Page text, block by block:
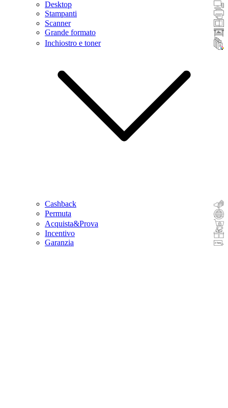
Desktop
Stampanti
Scanner
Grande formato
Inchiostro e toner
Cashback
Permuta
Acquista&Prova
Incentivo
Garanzia